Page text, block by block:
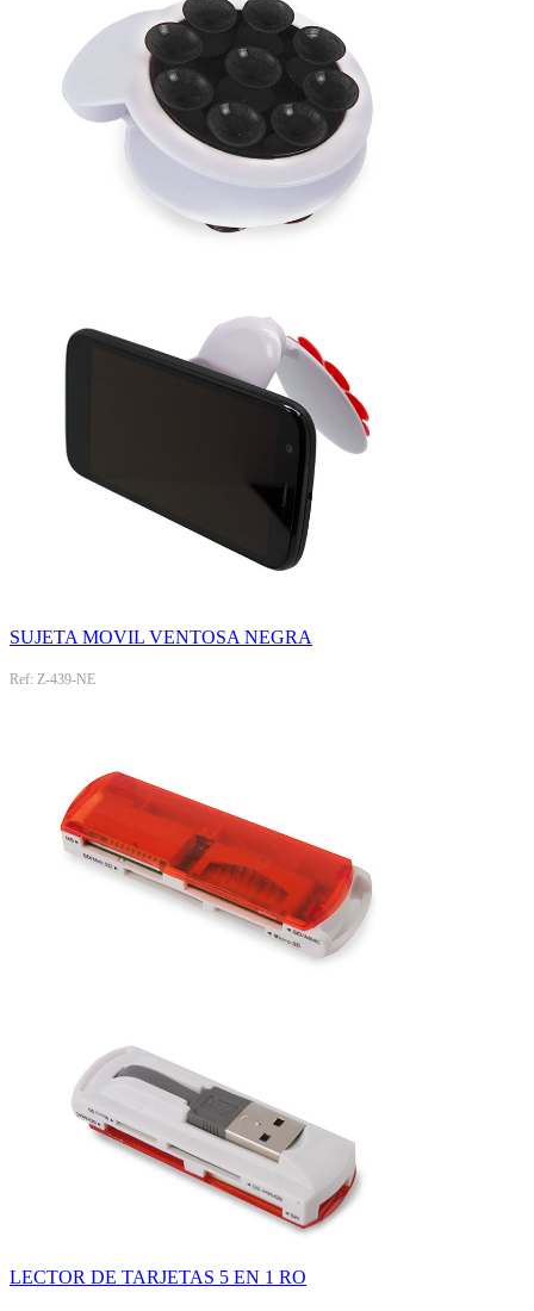
SUJETA MOVIL VENTOSA NEGRA
Ref: Z-439-NE
LECTOR DE TARJETAS 5 EN 1 RO